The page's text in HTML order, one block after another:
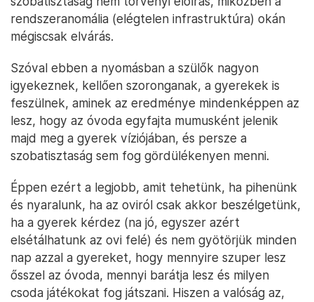
rendszeranomália (elégtelen infrastruktúra) okán
mégiscsak elvárás.
Szóval ebben a nyomásban a szülők nagyon
igyekeznek, kellően szoronganak, a gyerekek is
feszülnek, aminek az eredménye mindenképpen az
lesz, hogy az óvoda egyfajta mumusként jelenik
majd meg a gyerek víziójában, és persze a
szobatisztaság sem fog gördülékenyen menni.
Éppen ezért a legjobb, amit tehetünk, ha pihenünk
és nyaralunk, ha az oviról csak akkor beszélgetünk,
ha a gyerek kérdez (na jó, egyszer azért
elsétálhatunk az ovi felé) és nem gyötörjük minden
nap azzal a gyereket, hogy mennyire szuper lesz
ősszel az óvoda, mennyi barátja lesz és milyen
csoda játékokat fog játszani. Hiszen a valóság az,